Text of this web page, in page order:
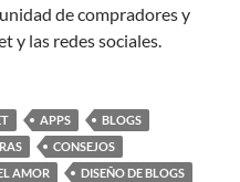
de compradores y
y las redes sociales.
APPS
BLOGS
CONSEJOS
AMOR
DISEÑO DE BLOGS